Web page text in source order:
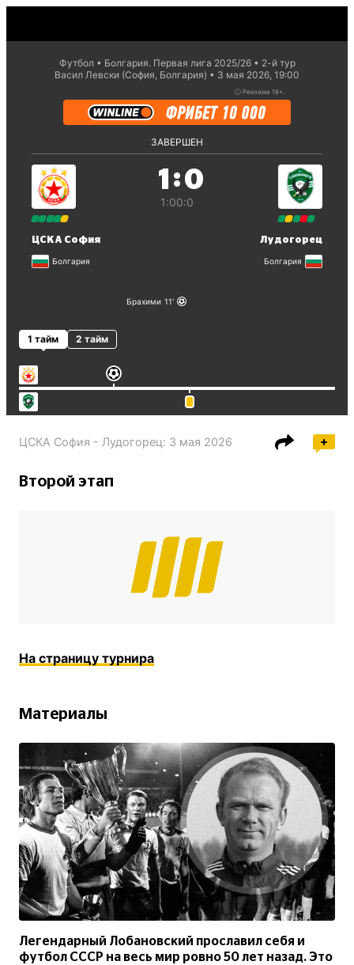
Футбол Болгария. Первая лига 2025/26
2-й тур
Васил Левски (София, Болгария)
3 мая 2026, 19:00
ⓘ Реклама 18+.
ЗАВЕРШЕН
ЦСКА София
Болгария
1 :0
1:00:0
Лудогорец
Болгария
Брахими 11
1 тайм 2 тайм
ЦСКА София - Лудогорец: 3 мая 2026
Второй этап
На страницу турнира
Материалы
Легендарный Лобановский прославил себя и
футбол СССР на весь мир ровно 50 лет назад. Это